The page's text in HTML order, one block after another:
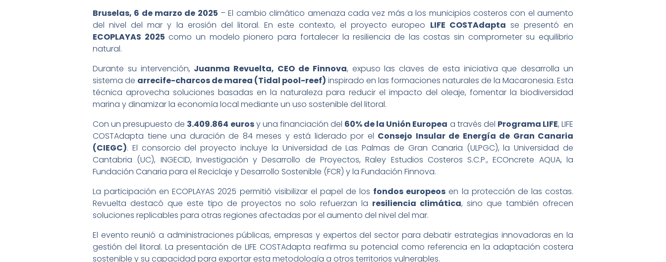
Bruselas, 6 de marzo de 2025 – El cambio climático amenaza cada vez más a los municipios costeros con el aumento
del nivel del mar y la erosión del litoral. En este contexto, el proyecto europeo LIFE COSTAdapta se presentó en
ECOPLAYAS 2025 como un modelo pionero para fortalecer la resiliencia de las costas sin comprometer su equilibrio
natural.
Durante su intervención, Juanma Revuelta, CEO de Finnova, expuso las claves de esta iniciativa que desarrolla un
sistema de arrecife-charcos de marea (Tidal pool-reef) inspirado en las formaciones naturales de la Macaronesia. Esta
técnica aprovecha soluciones basadas en la naturaleza para reducir el impacto del oleaje, fomentar la biodiversidad
marina y dinamizar la economía local mediante un uso sostenible del litoral.
Con un presupuesto de 3.409.864 eurosy una financiación del 60% de la Unión Europea a través del Programa LIFE, LIFE
COSTAdapta tiene una duración de 84 meses y está liderado por el Consejo Insular de Energía de Gran Canaria
(CIEGC). El consorcio del proyecto incluye la Universidad de Las Palmas de Gran Canaria (ULPGC), la Universidad de
Cantabria (UC), INGECID, Investigación y Desarrollo de Proyectos, Raley Estudios Costeros S.C.P., ECOncrete AQUA, la
Fundación Canaria para el Reciclaje y Desarrollo Sostenible (FCR) y la Fundación Finnova.
La participación en ECOPLAYAS 2025 permitió visibilizar el papel de los fondos europeos en la protección de las costas.
Revuelta destacó que este tipo de proyectos no solo refuerzan la resiliencia climática, sino que también ofrecen
soluciones replicables para otras regiones afectadas por el aumento del nivel del mar.
El evento reunió a administraciones públicas, empresas y expertos del sector para debatir estrategias innovadoras en la
gestión del litoral. La presentación de LIFE COSTAdapta reafirma su potencial como referencia en la adaptación costera
sostenible y su capacidad para exportar esta metodología a otros territorios vulnerables.